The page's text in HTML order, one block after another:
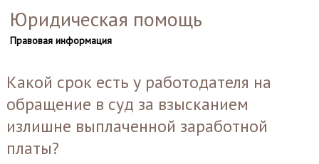
Юридическая помощь
Правовая информация
Какой срок есть у работодателя на
обращение в суд за взысканием
излишне выплаченной заработной
платы?